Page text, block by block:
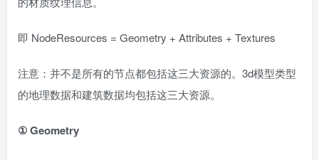
即 NodeResources = Geometry + Attributes + Textures
注意：并不是所有的节点都包括这三大资源的。3d模型类型
的地理数据和建筑数据均包括这三大资源。
① Geometry